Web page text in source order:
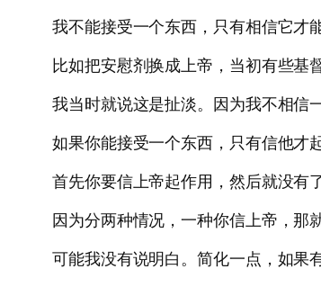
我不能接受一个东西，只有相信它才
比如把安慰剂换成上帝，当初有些基
我当时就说这是扯淡。因为我不相信
如果你能接受一个东西，只有信他才
首先你要信上帝起作用，然后就没有了
因为分两种情况，一种你信上帝，那
可能我没有说明白。简化一点，如果